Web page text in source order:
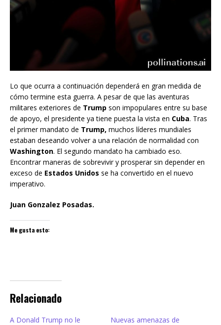
Lo que ocurra a continuación dependerá en gran medida de
cómo termine esta guerra. A pesar de que las aventuras
militares exteriores de Trump son impopulares entre su base
de apoyo, el presidente ya tiene puesta la vista en Cuba. Tras
el primer mandato de Trump, muchos líderes mundiales
estaban deseando volver a una relación de normalidad con
Washington. El segundo mandato ha cambiado eso.
Encontrar maneras de sobrevivir y prosperar sin depender en
exceso de Estados Unidos se ha convertido en el nuevo
imperativo.
Juan Gonzalez Posadas.
Me gusta esto:
Relacionado
A Donald Trump no le
Nuevas amenazas de